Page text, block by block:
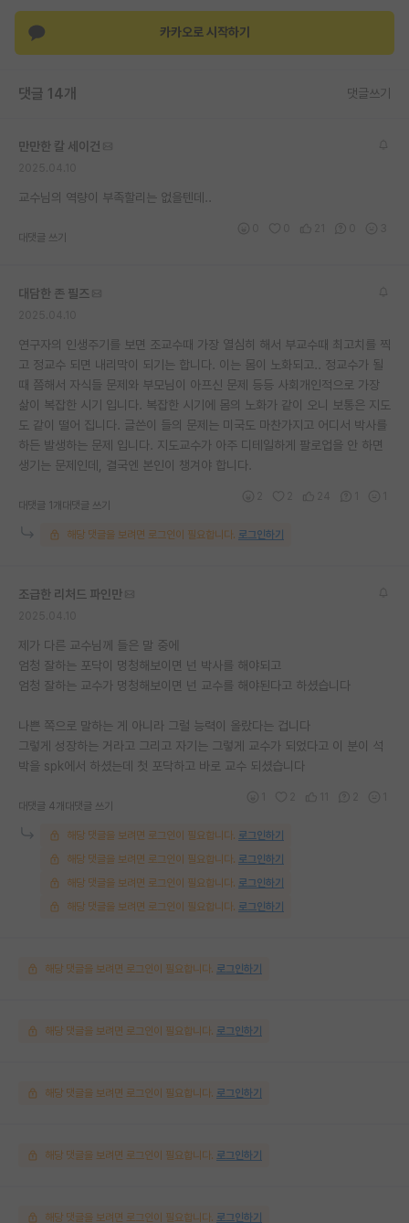
카카오로 시작하기
댓글 14개 댓글쓰기
만만한 칼 세이건
교수님의 역량이 부족할리는 없을텐데..
대댓글 쓰기
대담한 존 필즈
연구자의 인생주기를 보면 조교수때 가장 열심히 해서 부교수때 최고치를 찍
고 정교수 되면 내리막이 되기는 합니다. 이는 몸이 노화되고.. 정교수가 될
때 쯤해서 자식들 문제와 부모님이 아프신 문제 등등 사회개인적으로 가장
삶이 복잡한 시기 입니다. 복잡한 시기에 몸의 노화가 같이 오니 보통은 지도
도 같이 떨어 집니다. 글쓴이 들의 문제는 미국도 마찬가지고 어디서 박사를
하든 발생하는 문제 입니다. 지도교수가 아주 디테일하게 팔로업을 안 하면
생기는 문제인데, 결국엔 본인이 챙겨야 합니다.
대댓글 1개 대댓글 쓰기
해당 댓글을 보려면 로그인이 필요합니다. 로그인하기
조급한 리처드 파인만
제가 다른 교수님께 들은 말 중에
엄청 잘하는 포닥이 멍청해보이면 넌 박사를 해야되고
엄청 잘하는 교수가 멍청해보이면 넌 교수를 해야된다고 하셨습니다
나쁜 쪽으로 말하는 게 아니라 그럴 능력이 올랐다는 겁니다
그렇게 성장하는 거라고 그리고 자기는 그렇게 교수가 되었다고 이 분이 석
박을 spk에서 하셨는데 첫 포닥하고 바로 교수 되셨습니다
대댓글 4개 대댓글 쓰기
해당 댓글을 보려면 로그인이 필요합니다. 로그인하기
해당 댓글을 보려면 로그인이 필요합니다. 로그인하기
해당 댓글을 보려면 로그인이 필요합니다. 로그인하기
해당 댓글을 보려면 로그인이 필요합니다. 로그인하기
해당 댓글을 보려면 로그인이 필요합니다. 로그인하기
해당 댓글을 보려면 로그인이 필요합니다. 로그인하기
해당 댓글을 보려면 로그인이 필요합니다. 로그인하기
해당 댓글을 보려면 로그인이 필요합니다. 로그인하기
해당 댓글을 보려면 로그인이 필요합니다. 로그인하기